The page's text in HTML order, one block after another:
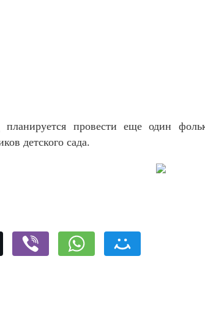
провести еще один
детского сада.